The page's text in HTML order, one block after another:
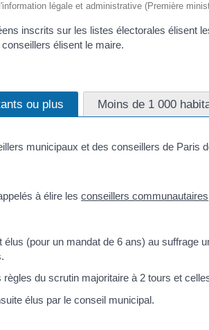
légale et administrative (Première
inscrits sur les listes électorales élisent
élisent le maire.
ou plus Moins de 1 000
municipaux et des conseillers de Paris
à élire lesconseillers communautaires
(pour un mandat de 6 ans) au suffrage
règles du scrutin majoritaire à 2 tours et
élus par le conseil municipal.